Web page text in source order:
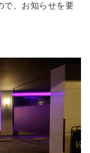
で、お知らせを要